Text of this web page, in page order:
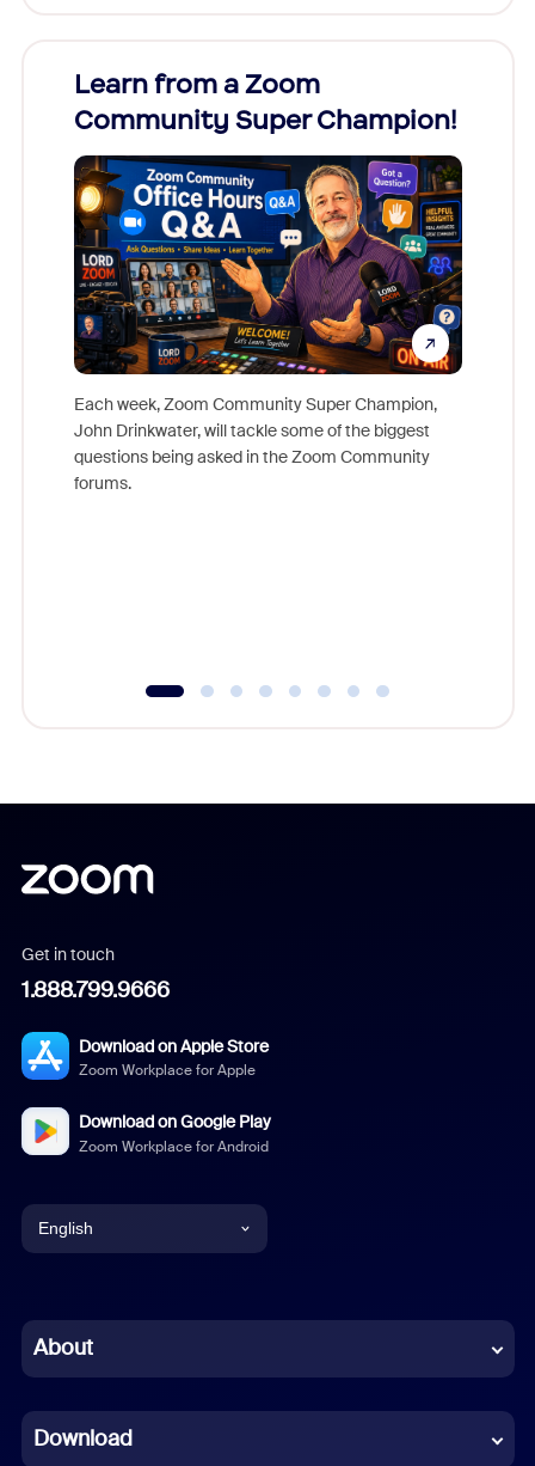
Learn from a Zoom
Community Super Champion!
Each week, Zoom Community Super Champion,
John Drinkwater, will tackle some of the biggest
questions being asked in the Zoom Community
forums.
Get in touch
1.888.799.9666
Download on Apple Store
Zoom Workplace for Apple
Download on Google Play
Zoom Workplace for Android
English
Chinese (Simplified)
French
About
Download